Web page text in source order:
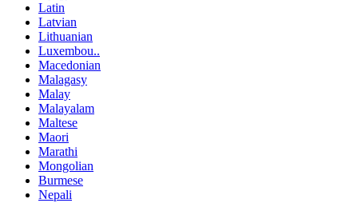
Latin
Latvian
Lithuanian
Luxembou..
Macedonian
Malagasy
Malay
Malayalam
Maltese
Maori
Marathi
Mongolian
Burmese
Nepali